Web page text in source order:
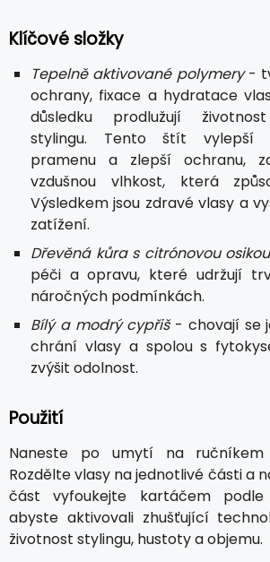
Klíčové složky
Tepelně aktivované polymery-
ochrany, fixace a hydratace
důsledku prodlužují
stylingu. Tento štít vylepší
pramenu a zlepší ochranu,
vzdušnou vlhkost, která
Výsledkem jsou zdravé vlasy a
zatížení.
Dřevěná kůra s citrónovou osikou
péči a opravu, které udržují
náročných podmínkách.
Bílý a modrý cypřiš- chovají se
chrání vlasy a spolou s
zvýšit odolnost.
Použití
Naneste po umytí na ručníkem
Rozdělte vlasy na jednotlivé části a
část vyfoukejte kartáčem podle
abyste aktivovali zhušťující
životnost stylingu, hustoty a objemu.